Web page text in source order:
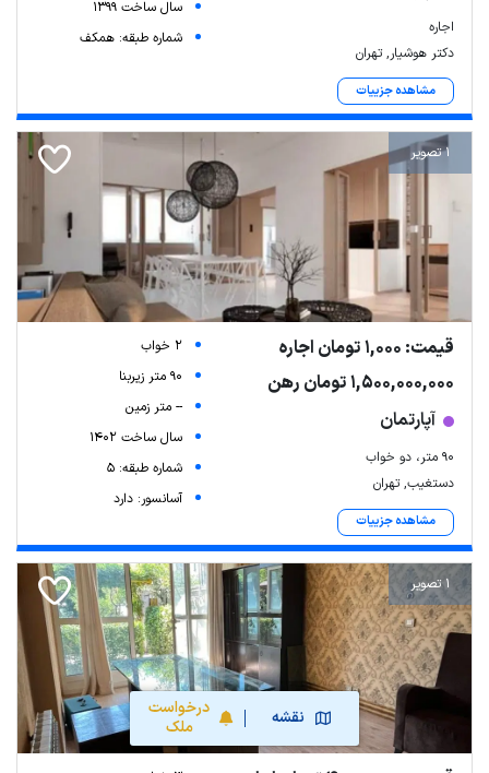
نقشه
درخواست
ملک
اجاره
دکتر هوشیار, تهران
مشاهده جزییات
سال ساخت 1399
شماره طبقه: همکف
1 تصویر
قیمت: 1,000 تومان اجاره
1,500,000,000 تومان رهن
آپارتمان
90 متر، دو خواب
دستغیب, تهران
مشاهده جزییات
2 خواب
90 متر زیربنا
-- متر زمین
سال ساخت 1402
شماره طبقه: 5
آسانسور: دارد
1 تصویر